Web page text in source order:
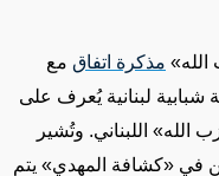
» مذكرة اتفاق مع
لبنانية يُعرف على
الله» اللبناني. وتُشير
في «كشافة المهدي» يتم